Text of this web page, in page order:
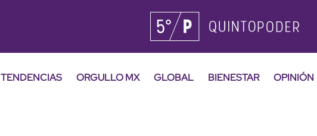
TENDENCIAS ORGULLO MX GLOBAL BIENESTAR OPINIÓN